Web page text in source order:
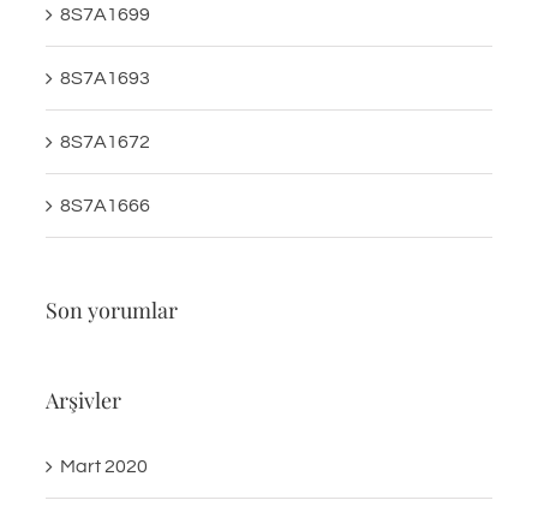
8S7A1699
8S7A1693
8S7A1672
8S7A1666
Son yorumlar
Arşivler
Mart 2020